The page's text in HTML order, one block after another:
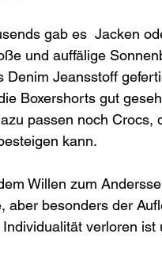
gab es  Jacken
und auffälige
Denim Jeansstoff
Boxershorts gut
passen noch
kann.
Willen zum
aber besonders der
verloren